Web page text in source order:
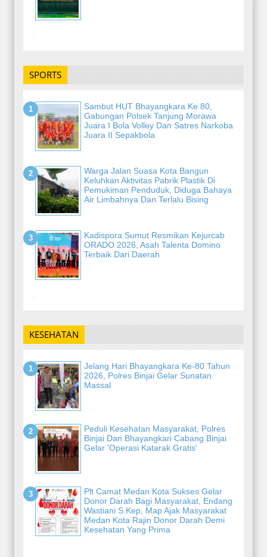
-
SPORTS
Sambut HUT Bhayangkara Ke 80,
Gabungan Polsek Tanjung Morawa
Juara I Bola Volley Dan Satres Narkoba
Juara II Sepakbola
Warga Jalan Suasa Kota Bangun
Keluhkan Aktivitas Pabrik Plastik Di
Pemukiman Penduduk, Diduga Bahaya
Air Limbahnya Dan Terlalu Bising
Kadispora Sumut Resmikan Kejurcab
ORADO 2026, Asah Talenta Domino
Terbaik Dari Daerah
-
KESEHATAN
Jelang Hari Bhayangkara Ke-80 Tahun
2026, Polres Binjai Gelar Sunatan
Massal
Peduli Kesehatan Masyarakat, Polres
Binjai Dan Bhayangkari Cabang Binjai
Gelar 'Operasi Katarak Gratis'
Plt Camat Medan Kota Sukses Gelar
Donor Darah Bagi Masyarakat, Endang
Wastiani S.Kep, Map Ajak Masyarakat
Medan Kota Rajin Donor Darah Demi
Kesehatan Yang Prima